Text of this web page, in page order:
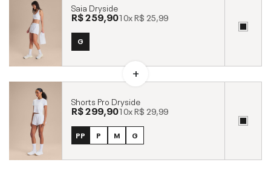
Saia Dryside
R$ 259,9010xR$ 25,99
G
Shorts Pro Dryside
R$ 299,9010xR$ 29,99
PP P M G